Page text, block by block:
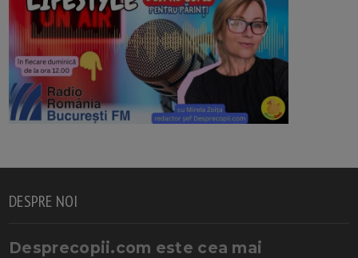
DESPRE NOI
Desprecopii.com este cea mai